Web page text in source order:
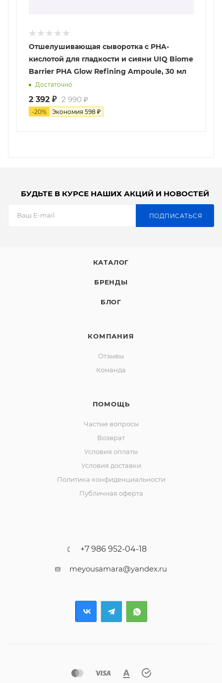
Отшелушивающая сыворотка с PHA-
кислотой для гладкости и сияни UIQ Biome
Barrier PHA Glow Refining Ampoule, 30 мл
Достаточно
2 392 ₽ 2 990 ₽
-20% Экономия 598 ₽
БУДЬТЕ В КУРСЕ НАШИХ АКЦИЙ И НОВОСТЕЙ
ПОДПИСАТЬСЯ
КАТАЛОГ
БРЕНДЫ
БЛОГ
КОМПАНИЯ
Отзывы
Команда
ПОМОЩЬ
Частые вопросы
Возврат
Условия оплаты
Условия доставки
Политика конфиденциальности
Публичная оферта
+7 986 952-04-18
meyousamara@yandex.ru